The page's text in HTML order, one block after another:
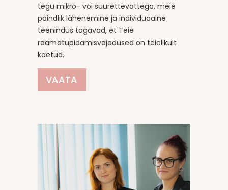
tegu mikro- või suurettevõttega, meie
paindlik lähenemine ja individuaalne
teenindus tagavad, et Teie
raamatupidamisvajadused on täielikult
kaetud.
VAATA